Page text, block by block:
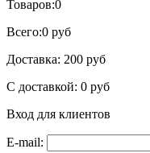
Товаров:0
Всего:0 руб
Доставка: 200 руб
С доставкой: 0 руб
Вход для клиентов
E-mail: